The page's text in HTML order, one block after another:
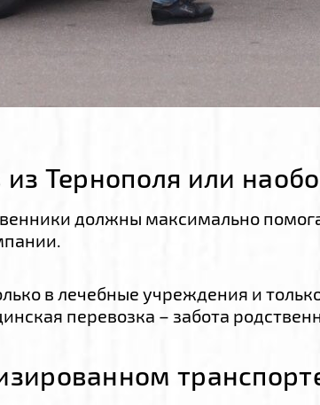
Тернополя или
должны максимально
в лечебные учреждения и
перевозка – забота